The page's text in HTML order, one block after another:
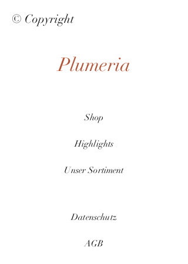
© Copyright
Plumeria
Shop
Highlights
Unser Sortiment
Datenschutz
AGB